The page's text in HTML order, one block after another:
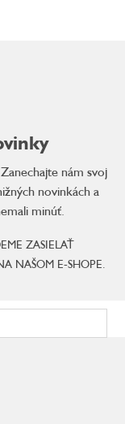
nám svoj
novinkách a
minúť.
ZASIELAŤ
NAŠOM E-SHOPE.